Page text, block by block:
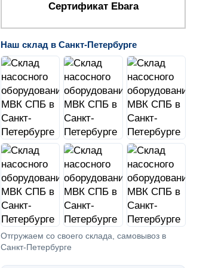
Сертификат Ebara
Наш склад в Санкт-Петербурге
Отгружаем со своего склада, самовывоз в
Санкт-Петербурге